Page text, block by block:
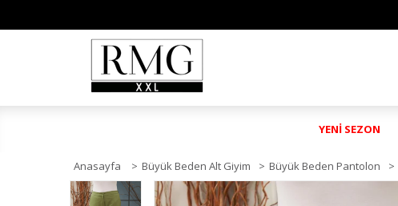
YENİ SEZON
Anasayfa > Büyük Beden Alt Giyim > Büyük Beden Pantolon >